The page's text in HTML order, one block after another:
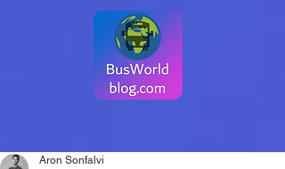
Aron Sonfalvi